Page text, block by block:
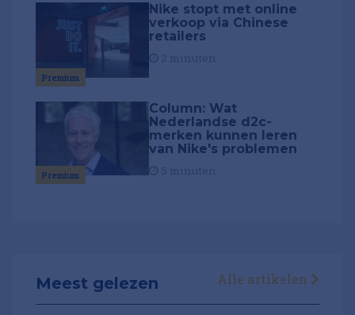
Premium
Nike stopt met online
verkoop via Chinese
retailers
Premium
Column: Wat
Nederlandse d2c-
merken kunnen leren
van Nike's problemen
Meest gelezen Alle artikelen